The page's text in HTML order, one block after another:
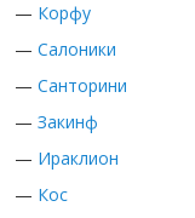
— Корфу
— Салоники
— Санторини
— Закинф
— Ираклион
— Кос